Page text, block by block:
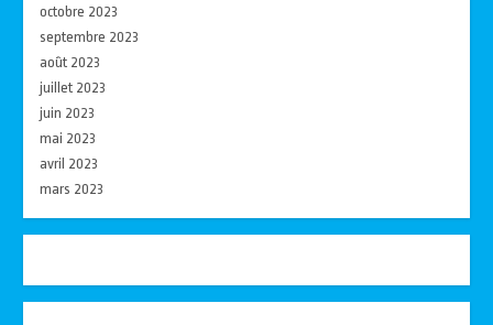
octobre 2023
septembre 2023
août 2023
juillet 2023
juin 2023
mai 2023
avril 2023
mars 2023